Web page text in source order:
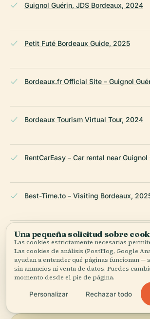
Guignol Guérin, JDS Bordeaux, 2024
Petit Futé Bordeaux Guide, 2025
Bordeaux.fr Official Site – Guignol
Bordeaux Tourism Virtual Tour, 2024
RentCarEasy – Car rental near
Best-Time.to – Visiting Bordeaux,
Timeless Travel Steps – Best time to
2025
ÚLTIMA REVISIÓN: AUGUST 2025
Documentado a partir de Wikidata,
oficiales · verificado ·Cómo hacemos
Una pequeña solicitud sobre
Las cookies estrictamente necesarias
Las cookies de análisis (PostHog, Google
ayudan a entender qué páginas funcionan —
sin anuncios ni venta de datos. Puedes
momento desde el pie de página.
Personalizar Rechazar todo